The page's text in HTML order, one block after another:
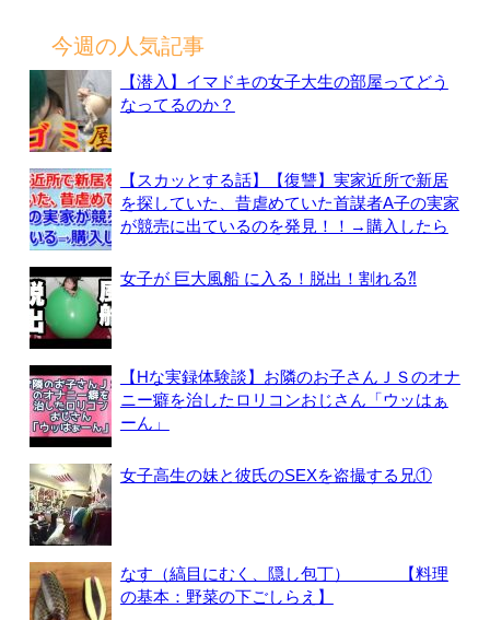
今週の人気記事
【潜入】イマドキの女子大生の部屋ってどう
なってるのか？
【スカッとする話】【復讐】実家近所で新居
を探していた、昔虐めていた首謀者A子の実家
が競売に出ているのを発見！！→購入したら
女子が 巨大風船 に入る！脱出！割れる⁈
【Hな実録体験談】お隣のお子さんＪＳのオナ
ニー癖を治したロリコンおじさん「ウッはぁ
ーん」
女子高生の妹と彼氏のSEXを盗撮する兄①
なす（縞目にむく、隠し包丁） 【料理
の基本：野菜の下ごしらえ】